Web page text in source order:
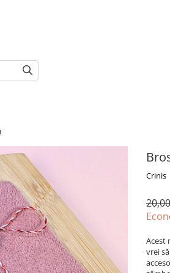
Crinis
Acest
vrei